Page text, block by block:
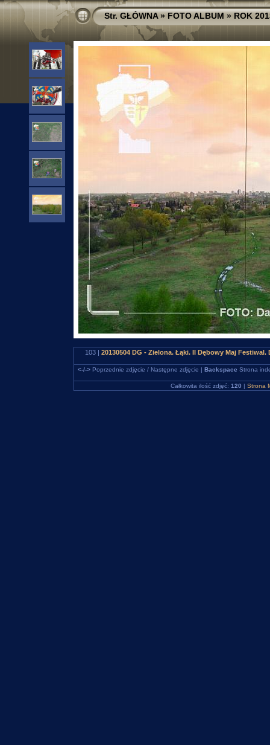
Str. GŁÓWNA»FOTO ALBUM»ROK
103 | 20130504 DG - Zielona. Łąki. II Dębowy Maj
<-/->Poprzednie zdjęcie / Następne zdjęcie | Backspace Strona
Całkowita ilość zdjęć: 120 | Strona